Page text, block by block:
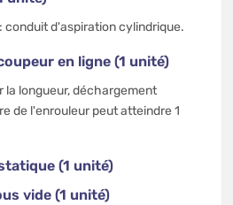
conduit d'aspiration cylindrique.
en ligne (1 unité)
la longueur, déchargement
de l'enrouleur peut atteindre 1
(1 unité)
vide (1 unité)